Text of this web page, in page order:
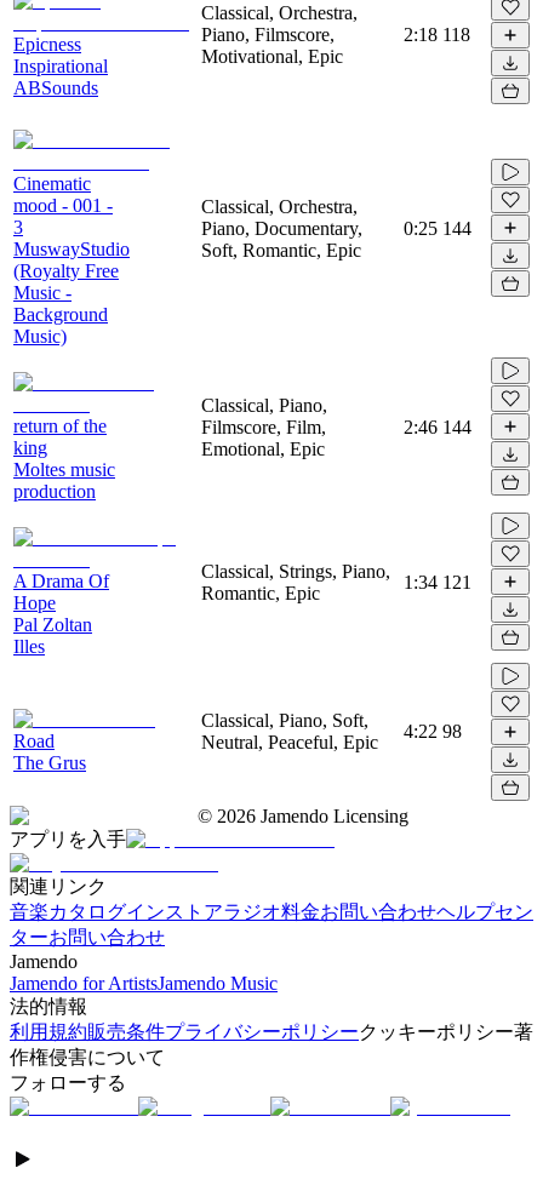
Epicness
Inspirational
ABSounds
Classical, Orchestra,
Piano, Filmscore,
Motivational, Epic
2:18 118
Cinematic
mood - 001 -
3
MuswayStudio
(Royalty Free
Music -
Background
Music)
Classical, Orchestra,
Piano, Documentary,
Soft, Romantic, Epic
0:25 144
return of the
king
Moltes music
production
Classical, Piano,
Filmscore, Film,
Emotional, Epic
2:46 144
A Drama Of
Hope
Pal Zoltan
Illes
Classical, Strings, Piano,
Romantic, Epic
1:34 121
Road
The Grus
Classical, Piano, Soft,
Neutral, Peaceful, Epic
4:22 98
© 2026 Jamendo Licensing
アプリを入手
関連リンク
音楽カタログインストアラジオ料金お問い合わせヘルプセン
ターお問い合わせ
Jamendo
Jamendo for ArtistsJamendo Music
法的情報
利用規約販売条件プライバシーポリシークッキーポリシー著
作権侵害について
フォローする